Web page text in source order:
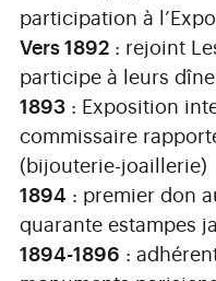
participation à
Vers 1892: rejoint
participe à leurs
1893: Exposition
commissaire
(bijouterie-joaillerie)
1894 : premier don
quarante estampes
1894-1896 :